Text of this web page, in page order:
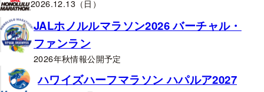
2026.12.13（日）
JALホノルルマラソン2026 バーチャル・
ファンラン
2026年秋情報公開予定
ハワイズハーフマラソン ハパルア2027